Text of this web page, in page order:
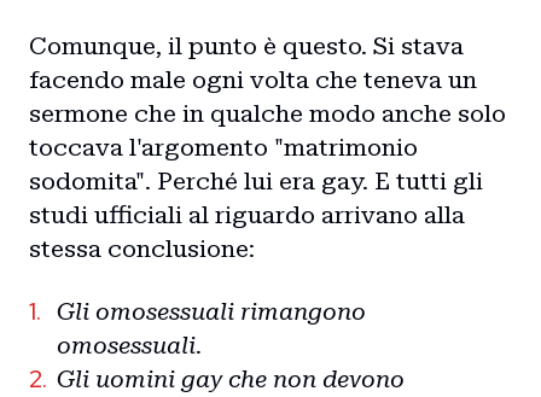
Comunque, il punto è questo. Si stava
facendo male ogni volta che teneva un
sermone che in qualche modo anche solo
toccava l'argomento "matrimonio
sodomita". Perché lui era gay. E tutti gli
studi ufficiali al riguardo arrivano alla
stessa conclusione:
Gli omosessuali rimangono
omosessuali.
Gli uomini gay che non devono